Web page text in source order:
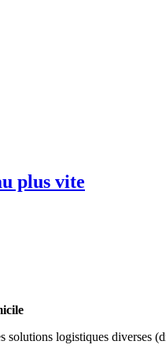
plus vite
logistiques diverses